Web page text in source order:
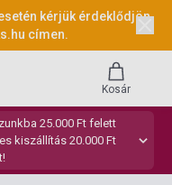
kérjük érdeklődjön
címen.
25.000 Ft felett
kiszállítás 20.000 Ft
Kosár